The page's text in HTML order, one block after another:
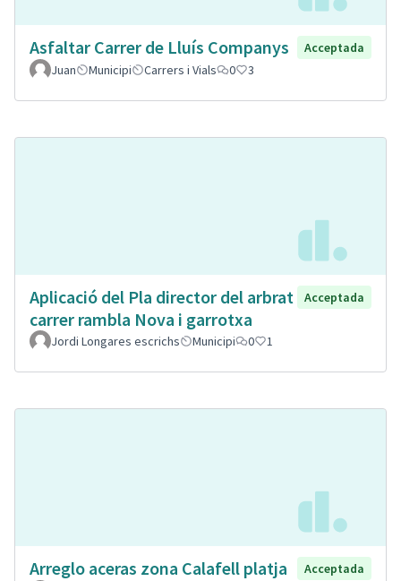
Asfaltar Carrer de Lluís Companys
Acceptada
Juan
Municipi Carrers i Vials 0 3
Aplicació del Pla director del arbrat
carrer rambla Nova i garrotxa
Acceptada
Jordi Longares escrichs Municipi 0 1
Arreglo aceras zona Calafell platja
Acceptada